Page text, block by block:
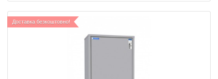
Доставка безкоштовно!